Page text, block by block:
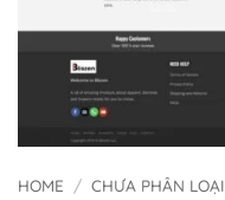
HOME / CHƯA PHÂN LOẠI